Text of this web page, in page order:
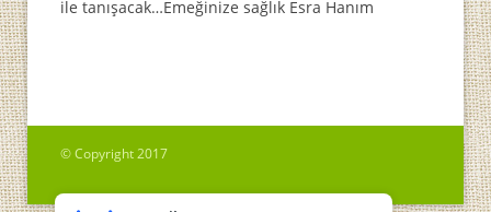
ile tanışacak…Emeğinize sağlık Esra Hanım
© Copyright 2017